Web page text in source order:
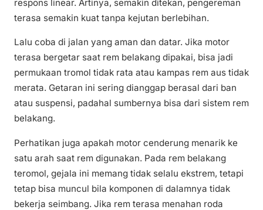
respons linear. Artinya, semakin ditekan, pengereman
terasa semakin kuat tanpa kejutan berlebihan.
Lalu coba di jalan yang aman dan datar. Jika motor
terasa bergetar saat rem belakang dipakai, bisa jadi
permukaan tromol tidak rata atau kampas rem aus tidak
merata. Getaran ini sering dianggap berasal dari ban
atau suspensi, padahal sumbernya bisa dari sistem rem
belakang.
Perhatikan juga apakah motor cenderung menarik ke
satu arah saat rem digunakan. Pada rem belakang
teromol, gejala ini memang tidak selalu ekstrem, tetapi
tetap bisa muncul bila komponen di dalamnya tidak
bekerja seimbang. Jika rem terasa menahan roda